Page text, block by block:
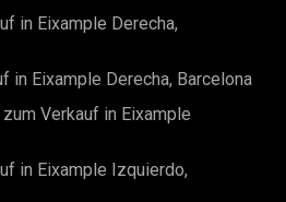
aus Komfort und Bequemlichkeit
Ort.
in Eixample Derecha,
in Eixample Derecha, Barcelona
Verkauf in Eixample
in Eixample Izquierdo,